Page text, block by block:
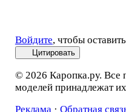
Войдите, чтобы
Цитировать
© 2026 Каропка.ру. Все
моделей принадлежат
Реклама· Обратная